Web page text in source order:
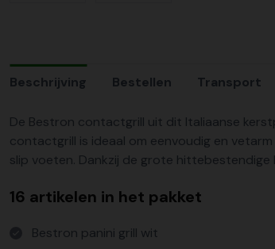
Beschrijving Bestellen Transport
De Bestron contactgrill uit dit Italiaanse
contactgrill is ideaal om eenvoudig en
slip voeten. Dankzij de grote hittebestendige
16 artikelen in het pakket
Bestron panini grill wit